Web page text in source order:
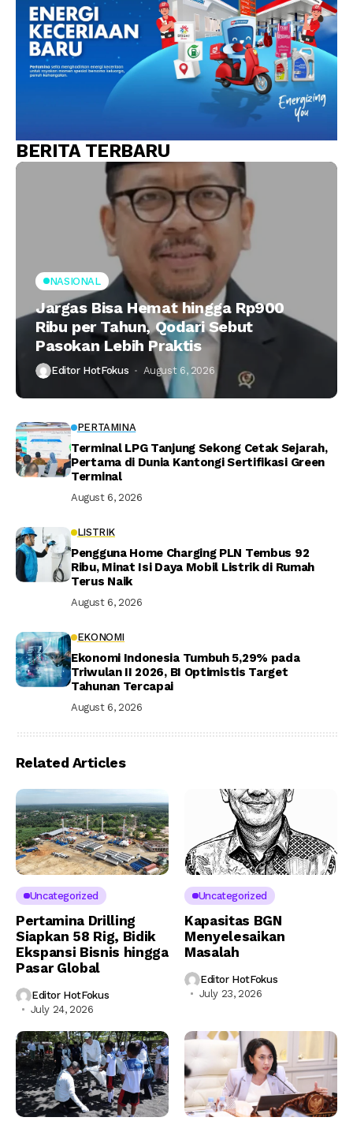
BERITA TERBARU
NASIONAL
Jargas Bisa Hemat hingga Rp900
Ribu per Tahun, Qodari Sebut
Pasokan Lebih Praktis
Editor HotFokus August 6, 2026
PERTAMINA
Terminal LPG Tanjung Sekong Cetak Sejarah,
Pertama di Dunia Kantongi Sertifikasi Green
Terminal
August 6, 2026
LISTRIK
Pengguna Home Charging PLN Tembus 92
Ribu, Minat Isi Daya Mobil Listrik di Rumah
Terus Naik
August 6, 2026
EKONOMI
Ekonomi Indonesia Tumbuh 5,29% pada
Triwulan II 2026, BI Optimistis Target
Tahunan Tercapai
August 6, 2026
Related Articles
Uncategorized
Pertamina Drilling
Siapkan 58 Rig, Bidik
Ekspansi Bisnis hingga
Pasar Global
Editor HotFokus
July 24, 2026
Uncategorized
Kapasitas BGN
Menyelesaikan
Masalah
Editor HotFokus
July 23, 2026